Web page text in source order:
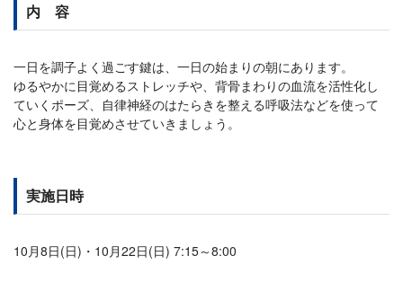
内 容
一日を調子よく過ごす鍵は、一日の始まりの朝にあります。
ゆるやかに目覚めるストレッチや、背骨まわりの血流を活性化し
ていくポーズ、自律神経のはたらきを整える呼吸法などを使って
心と身体を目覚めさせていきましょう。
実施日時
10月8日(日)・10月22日(日) 7:15～8:00